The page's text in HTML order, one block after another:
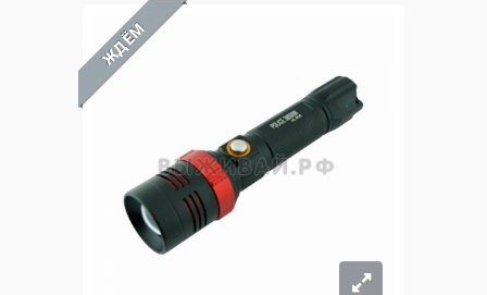
ЖДЁМ